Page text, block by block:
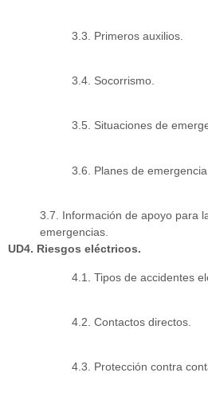
3.3. Primeros auxilios.
3.4. Socorrismo.
3.5. Situaciones de
3.6. Planes de emergencia
3.7. Información de apoyo para
emergencias.
UD4. Riesgos eléctricos.
4.1. Tipos de accidentes
4.2. Contactos directos.
4.3. Protección contra